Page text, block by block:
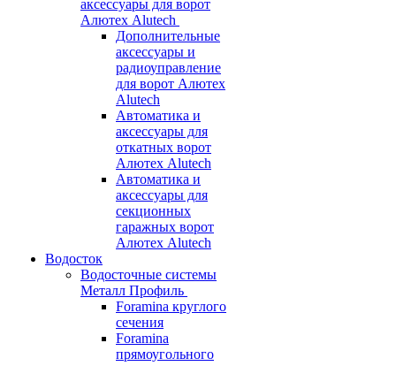
аксессуары для ворот
Алютех Alutech
Дополнительные
аксессуары и
радиоуправление
для ворот Алютех
Alutech
Автоматика и
аксессуары для
откатных ворот
Алютех Alutech
Автоматика и
аксессуары для
секционных
гаражных ворот
Алютех Alutech
Водосток
Водосточные системы
Металл Профиль
Foramina круглого
сечения
Foramina
прямоугольного